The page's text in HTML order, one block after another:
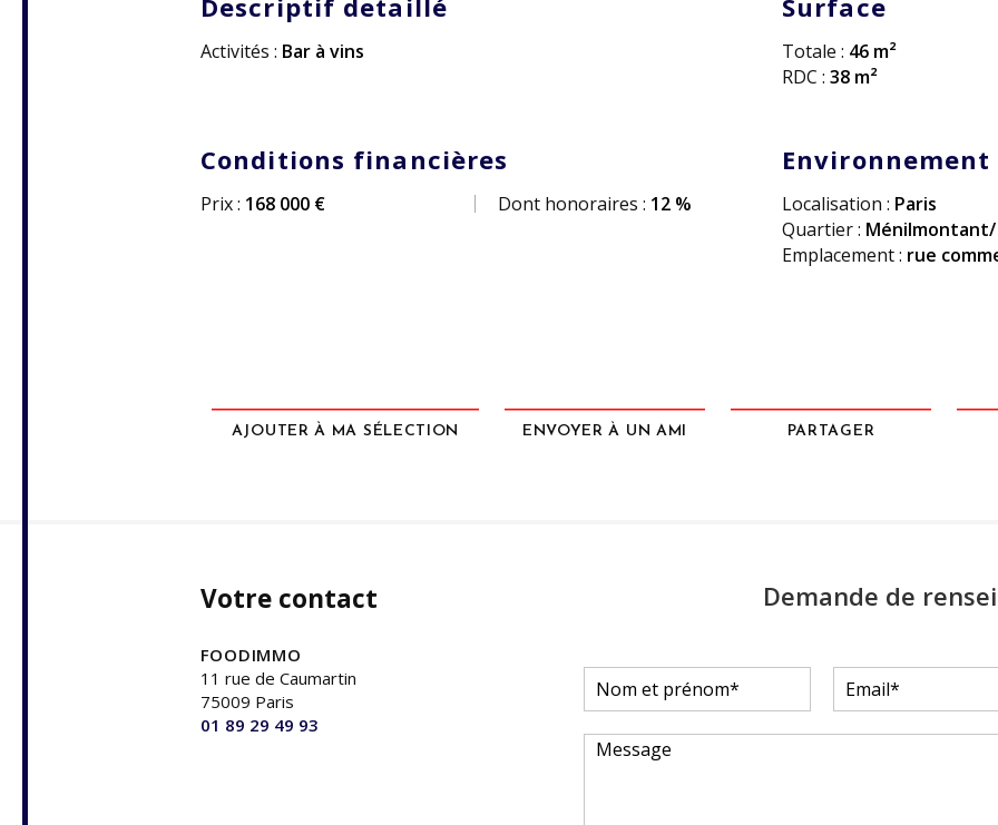
Descriptif detaillé
Activités : Bar à vins
Surface
Totale : 46 m²
RDC : 38 m²
Conditions financières
Prix : 168 000 € Dont honoraires : 12 %
Environnement
Localisation : Paris
Quartier :
Emplacement : rue
AJOUTER À MA SÉLECTION ENVOYER À UN AMI PARTAGER
Votre contact
FOODIMMO
11 rue de Caumartin
75009 Paris
01 89 29 49 93
Demande de